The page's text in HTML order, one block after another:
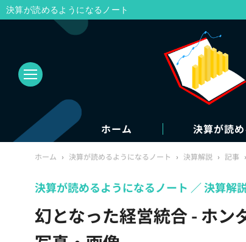
ホーム 決算が読
ホーム › 決算が読めるようになるノート › 決算解説 › 記事 ›
幻となった経営統合 - ホン
決算が読めるようになるノート 決算解
決算が読めるようになるノート